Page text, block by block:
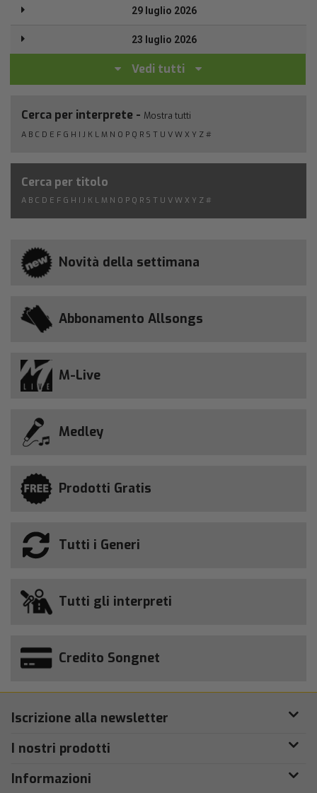
29 luglio 2026
23 luglio 2026
Vedi tutti
Cerca per interprete - Mostra tutti
A B C D E F G H I J K L M N O P Q R S T U V W X Y Z #
Cerca per titolo
A B C D E F G H I J K L M N O P Q R S T U V W X Y Z #
Novità della settimana
Abbonamento Allsongs
M-Live
Medley
Prodotti Gratis
Tutti i Generi
Tutti gli interpreti
Credito Songnet
Iscrizione alla newsletter
I nostri prodotti
Informazioni